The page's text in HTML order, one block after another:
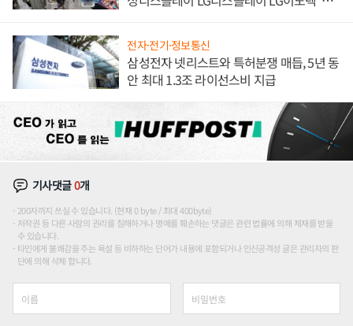
전자·전기·정보통신
삼성전자 넷리스트와 특허분쟁 매듭, 5년 동
안 최대 1.3조 라이선스비 지급
기사댓글0개
200자까지 쓰실 수 있습니다. (현재 0 byte / 최대 400byte)
저작권 등 다른 사람의 권리를 침해하거나 명예를 훼손하는 댓글은 관련 법률에 의해 제재를 받을
수 있습니다.
타인에게 불쾌감을 주는 욕설 등 비하하는 단어가 내용에 포함되거나 인신공격성 글은 관리자의 판
단에 의해 삭제 합니다.